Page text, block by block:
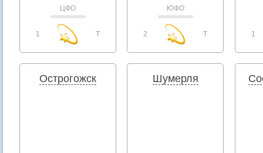
ЦФО
1 T
ЮФО
2 T 1
Острогожск Шумерля